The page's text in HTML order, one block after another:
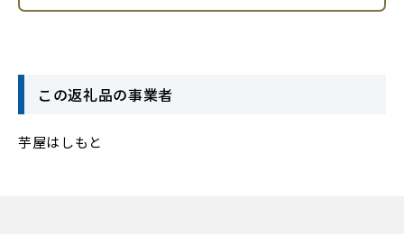
この返礼品の事業者
芋屋はしもと